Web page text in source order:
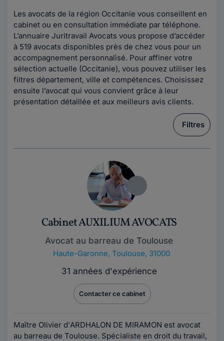
Les avocats de la région Occitanie vous conseillent en
cabinet ou en consultation immédiate par téléphone.
L’annuaire Juritravail Avocats vous propose d’accéder
à 519 avocats disponibles près de chez vous pour un
accompagnement personnalisé. Pour affiner votre
sélection actuelle (Occitanie), vous pouvez utiliser les
filtres département, ville et compétences. Choisissez
ensuite l’avocat qui vous convient grâce à leur
présentation détaillée et aux meilleurs avis clients.
Filtres
Cabinet AUXILIUM AVOCATS
Avocat au barreau de Toulouse
Haute-Garonne, Toulouse, 31000
31 années d'expérience
Contacter ce cabinet
Maître Olivier d'ARDHALON DE MIRAMON est avocat
au barreau de Toulouse. Spécialiste en droit du travail,